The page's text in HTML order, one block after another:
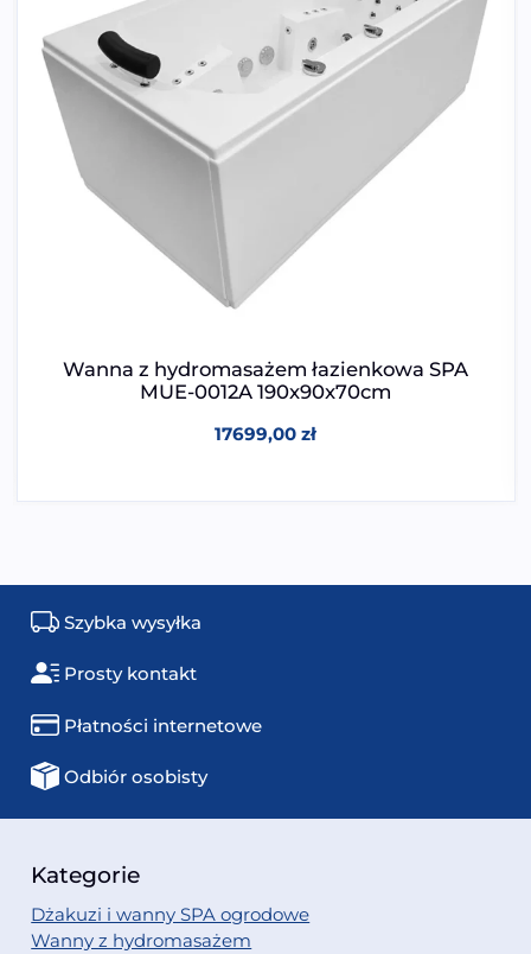
Wanna z hydromasażem łazienkowa SPA
MUE-0012A 190x90x70cm
17699,00zł
Szybka wysyłka
Prosty kontakt
Płatności internetowe
Odbiór osobisty
Kategorie
Dżakuzi i wanny SPA ogrodowe
Wanny z hydromasażem